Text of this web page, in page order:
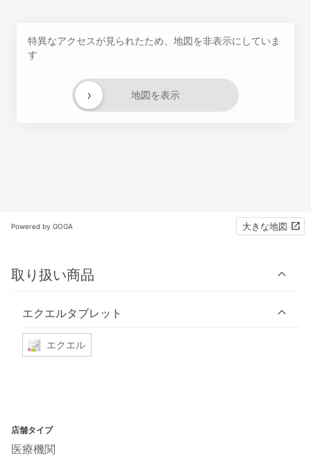
特異なアクセスが見られたため、地図を非表示にしていま
す
地図を表示
›
Powered by GOGA 大きな地図
取り扱い商品
エクエルタブレット
エクエル
店舗タイプ
医療機関